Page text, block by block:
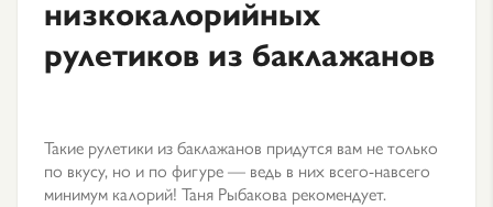
низкокалорийных
рулетиков из баклажанов
Такие рулетики из баклажанов придутся вам не только
по вкусу, но и по фигуре — ведь в них всего-навсего
минимум калорий! Таня Рыбакова рекомендует.